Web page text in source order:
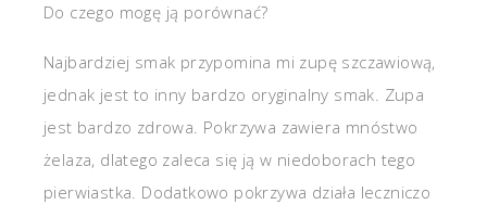
Do czego mogę ją porównać?
Najbardziej smak przypomina mi zupę szczawiową,
jednak jest to inny bardzo oryginalny smak. Zupa
jest bardzo zdrowa. Pokrzywa zawiera mnóstwo
żelaza, dlatego zaleca się ją w niedoborach tego
pierwiastka. Dodatkowo pokrzywa działa leczniczo